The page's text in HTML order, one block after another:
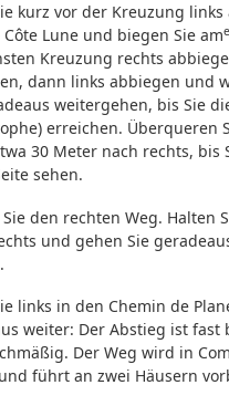
kurz vor der Kreuzung links
Lune und biegen Sie am
Kreuzung rechts
dann links abbiegen und
weitergehen, bis Sie
erreichen. Überqueren
30 Meter nach rechts, bis
sehen.
den rechten Weg. Halten
und gehen Sie
links in den Chemin de
weiter: Der Abstieg ist fast
Der Weg wird in
führt an zwei Häusern